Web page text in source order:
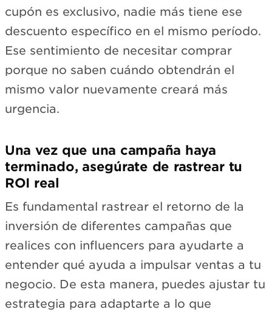
cupón es exclusivo, nadie más tiene ese
descuento específico en el mismo período.
Ese sentimiento de necesitar comprar
porque no saben cuándo obtendrán el
mismo valor nuevamente creará más
urgencia.
Una vez que una campaña haya
terminado, asegúrate de rastrear tu
ROI real
Es fundamental rastrear el retorno de la
inversión de diferentes campañas que
realices con influencers para ayudarte a
entender qué ayuda a impulsar ventas a tu
negocio. De esta manera, puedes ajustar tu
estrategia para adaptarte a lo que